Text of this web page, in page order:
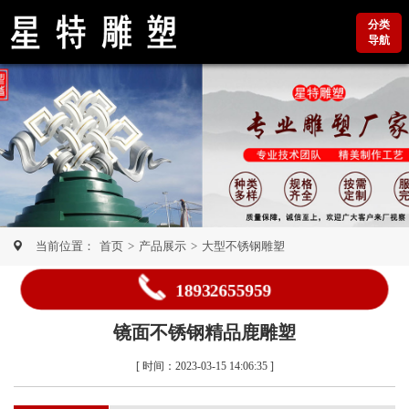
分类
导航
当前位置： 首页 > 产品展示 > 大型不锈钢雕塑
18932655959
镜面不锈钢精品鹿雕塑
[ 时间：2023-03-15 14:06:35 ]